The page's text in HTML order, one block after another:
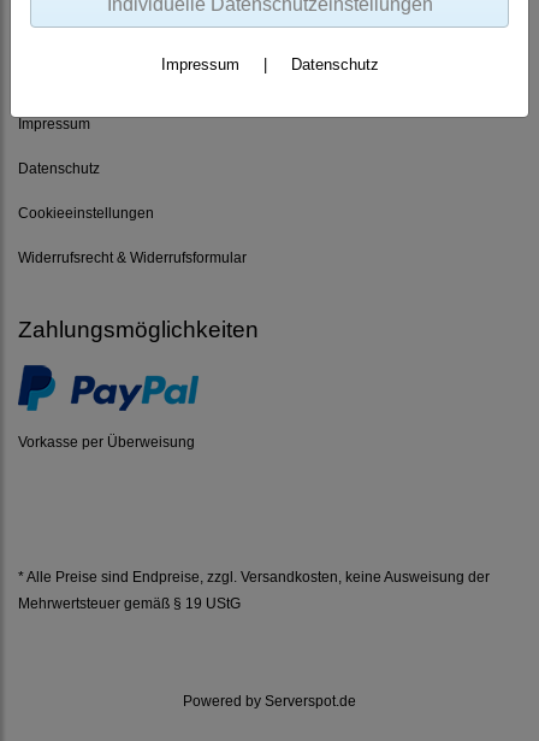
Rechtliches
Impressum
Datenschutz
Cookieeinstellungen
Widerrufsrecht & Widerrufsformular
Zahlungsmöglichkeiten
Vorkasse per Überweisung
* Alle Preise sind Endpreise, zzgl. Versandkosten , keine Ausweisung der
Mehrwertsteuer gemäß § 19 UStG
Powered by Serverspot.de
Individuelle Datenschutzeinstellungen
Impressum Datenschutz